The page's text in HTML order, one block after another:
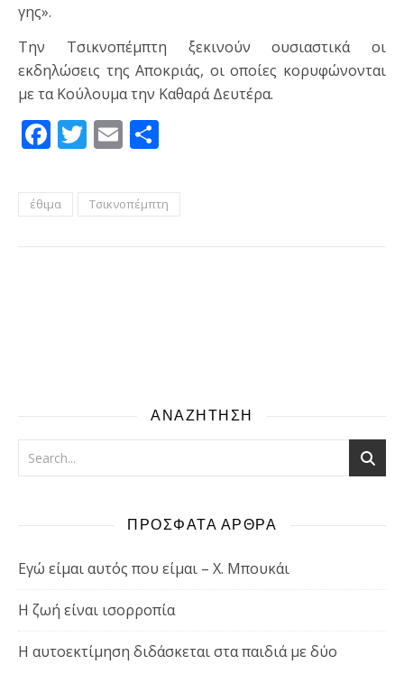
γης».
Την Τσικνοπέμπτη ξεκινούν ουσιαστικά οι
εκδηλώσεις της Αποκριάς, οι οποίες κορυφώνονται
με τα Κούλουμα την Καθαρά Δευτέρα.
Facebook
Twitter
Email
έθιμα Τσικνοπέμπτη
ΑΝΑΖΗΤΗΣΗ
ΠΡΟΣΦΑΤΑ ΑΡΘΡΑ
Εγώ είμαι αυτός που είμαι – Χ. Μπουκάι
Η ζωή είναι ισορροπία
Η αυτοεκτίμηση διδάσκεται στα παιδιά με δύο